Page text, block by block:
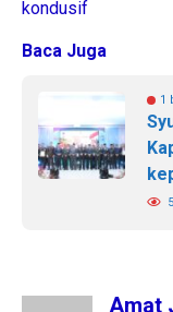
kondusif
Baca Juga
1
Amat